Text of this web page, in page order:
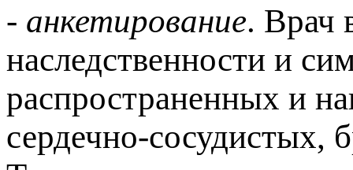
- анкетирование. Врач
наследственности и
распространенных и
сердечно-сосудистых,